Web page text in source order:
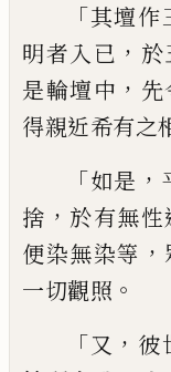
「其壇作
明者入已 ， 於
是輪壇中 ， 先
得親近希有之
「如是 ，
捨 ， 於有無性
便染無染等 ，
一切觀照 。
「又 ， 彼